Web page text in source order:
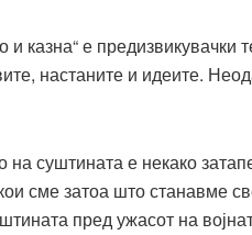
казна“ е предизвикувачки
настаните и идеите.
суштината е некако
сме затоа што станавме
пред ужасот на